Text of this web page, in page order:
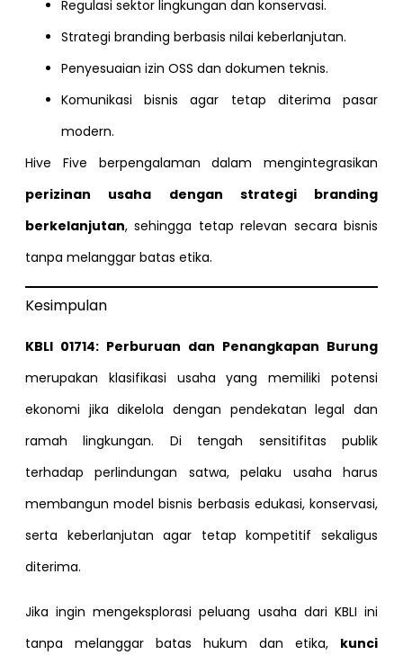
Regulasi sektor lingkungan dan konservasi.
Strategi branding berbasis nilai keberlanjutan.
Penyesuaian izin OSS dan dokumen teknis.
Komunikasi bisnis agar tetap diterima pasar
modern.
Hive Five berpengalaman dalam mengintegrasikan
perizinan usaha dengan strategi branding
berkelanjutan, sehingga tetap relevan secara bisnis
tanpa melanggar batas etika.
Kesimpulan
KBLI 01714: Perburuan dan Penangkapan Burung
merupakan klasifikasi usaha yang memiliki potensi
ekonomi jika dikelola dengan pendekatan legal dan
ramah lingkungan. Di tengah sensitifitas publik
terhadap perlindungan satwa, pelaku usaha harus
membangun model bisnis berbasis edukasi, konservasi,
serta keberlanjutan agar tetap kompetitif sekaligus
diterima.
Jika ingin mengeksplorasi peluang usaha dari KBLI ini
tanpa melanggar batas hukum dan etika, kunci